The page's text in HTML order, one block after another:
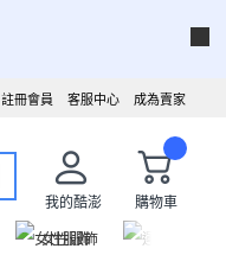
成為賣家
客服中心
註冊會員
我的酷澎
購物車
女性服飾